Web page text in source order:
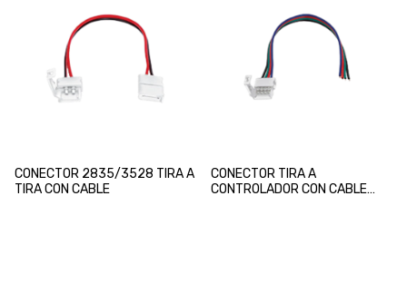
CONECTOR 2835/3528 TIRA A
TIRA CON CABLE
CONECTOR TIRA A
CONTROLADOR CON CABLE